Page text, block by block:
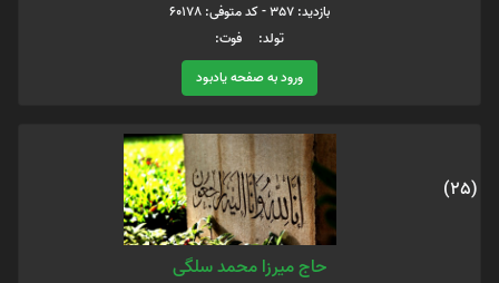
بازدید: 357 - کد متوفی: 60178
تولد: فوت:
ورود به صفحه یادبود
(25)
حاج میرزا محمد سلگی